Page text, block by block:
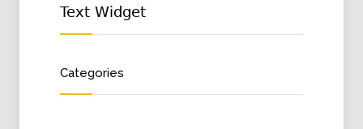
Text Widget
Categories